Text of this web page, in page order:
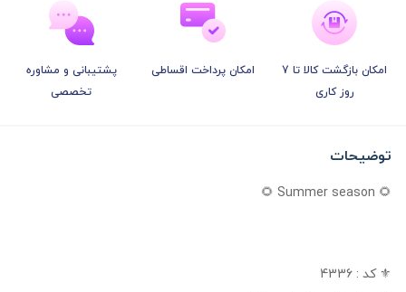
امکان بازگشت کالا تا 7
روز کاری
امکان پرداخت اقساطی
پشتیبانی و مشاوره
تخصصی
توضیحات
🌻 Summer season 🌻
⚜️ کد : 4336